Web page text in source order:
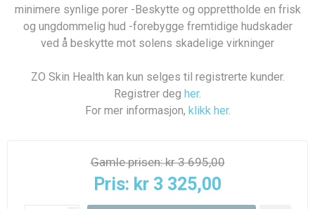
minimere synlige porer -Beskytte og opprettholde en frisk
og ungdommelig hud -forebygge fremtidige hudskader
ved å beskytte mot solens skadelige virkninger
ZO Skin Health kan kun selges til registrerte kunder.
Registrer deg her.
For mer informasjon, klikk her.
Gamle prisen:kr 3 695,00
Pris: kr 3 325,00